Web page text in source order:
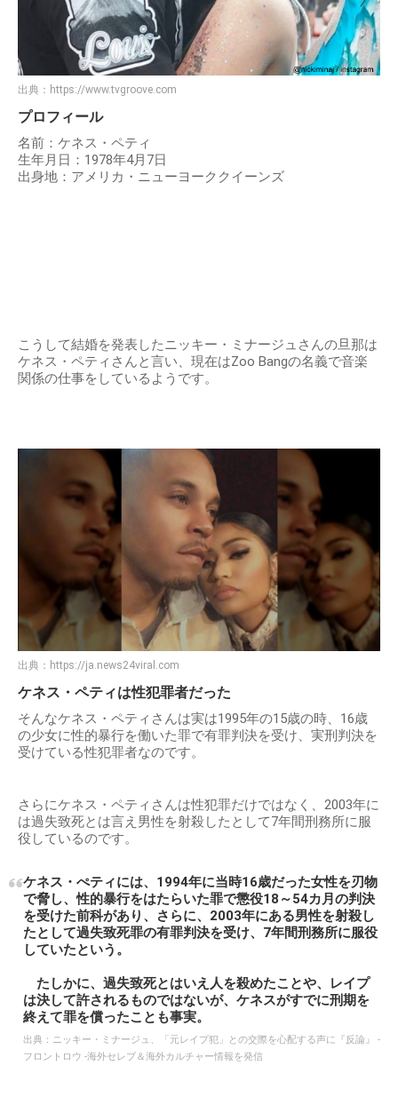
出典： https://www.tvgroove.com
プロフィール
名前：ケネス・ペティ
生年月日：1978年4月7日
出身地：アメリカ・ニューヨーククイーンズ
こうして結婚を発表したニッキー・ミナージュさんの旦那は
ケネス・ペティさんと言い、現在はZoo Bangの名義で音楽
関係の仕事をしているようです。
出典： https://ja.news24viral.com
ケネス・ペティは性犯罪者だった
そんなケネス・ペティさんは実は1995年の15歳の時、16歳
の少女に性的暴行を働いた罪で有罪判決を受け、実刑判決を
受けている性犯罪者なのです。
さらにケネス・ペティさんは性犯罪だけではなく、2003年に
は過失致死とは言え男性を射殺したとして7年間刑務所に服
役しているのです。
ケネス・ぺティには、1994年に当時16歳だった女性を刃物
で脅し、性的暴行をはたらいた罪で懲役18～54カ月の判決
を受けた前科があり、さらに、2003年にある男性を射殺し
たとして過失致死罪の有罪判決を受け、7年間刑務所に服役
していたという。
たしかに、過失致死とはいえ人を殺めたことや、レイプ
は決して許されるものではないが、ケネスがすでに刑期を
終えて罪を償ったことも事実。
出典： ニッキー・ミナージュ、「元レイプ犯」との交際を心配する声に『反論』 -
フロントロウ -海外セレブ＆海外カルチャー情報を発信